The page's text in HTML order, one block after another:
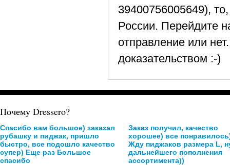
39400756005649),
России. Перейдите
отправление или
доказательством :-)
Почему Dressero?
Спасибо вам большое) заказал
рубашку и пиджак, пришло
быстро, все подошло качество
супер) Еще раз Большое
спасибо
Заказ получил, качество
хорошее) все
Жду пиджаков размера L,
дальнейшего пополнения
ассортимента))